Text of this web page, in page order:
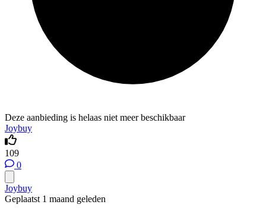
Deze aanbieding is helaas niet meer beschikbaar
Joybuy
109
0
Joybuy
Geplaatst 1 maand geleden